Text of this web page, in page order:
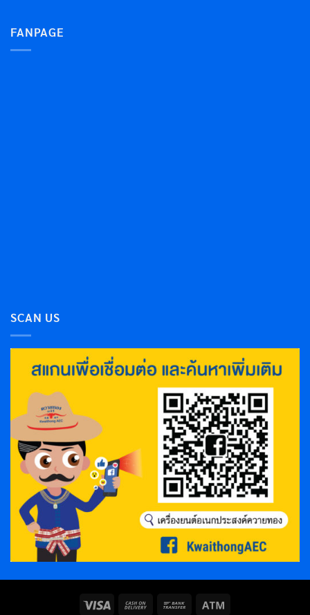
FANPAGE
SCAN US